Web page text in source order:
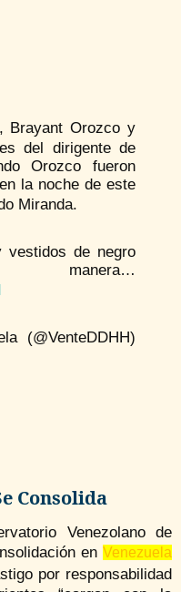
Brayant Orozco y
del dirigente de
Orozco fueron
la noche de este
Miranda.
vestidos de negro
manera…
(@VenteDDHH)
Consolida
Venezolano de
en Venezuela
por responsabilidad